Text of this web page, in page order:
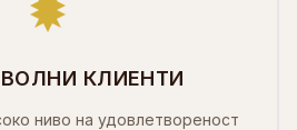
КЛИЕНТИ
ниво на удовлетвореност